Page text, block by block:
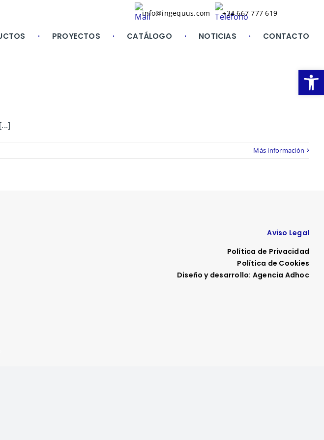
PROYECTOS CATÁLOGO NOTICIAS CONTACTO
info@ingequus.com +34 667 777 619
Más información
Aviso Legal
Política de Privacidad
Política de Cookies
Diseño y desarrollo: Agencia Adhoc